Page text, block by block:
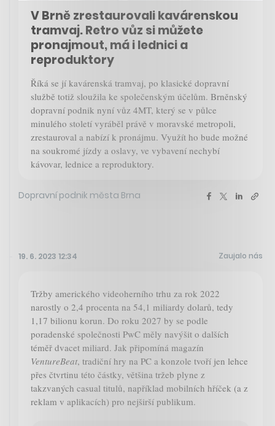
V Brně zrestaurovali kavárenskou
tramvaj. Retro vůz si můžete
pronajmout, má i lednici a
reproduktory
Říká se jí kavárenská tramvaj, po klasické dopravní
službě totiž sloužila ke společenským účelům. Brněnský
dopravní podnik nyní vůz 4MT, který se v půlce
minulého století vyráběl právě v moravské metropoli,
zrestauroval a nabízí k pronájmu. Využít ho bude možné
na soukromé jízdy a oslavy, ve vybavení nechybí
kávovar, lednice a reproduktory.
Dopravní podnik města Brna
19. 6. 2023 12:34 Zaujalo nás
Tržby amerického videoherního trhu za rok 2022
narostly o 2,4 procenta na 54,1 miliardy dolarů, tedy
1,17 bilionu korun. Do roku 2027 by se podle
poradenské společnosti PwC měly navýšit o dalších
téměř dvacet miliard. Jak připomíná magazín
VentureBeat, tradiční hry na PC a konzole tvoří jen lehce
přes čtvrtinu této částky, většina tržeb plyne z
takzvaných casual titulů, například mobilních hříček (a z
reklam v aplikacích) pro nejširší publikum.